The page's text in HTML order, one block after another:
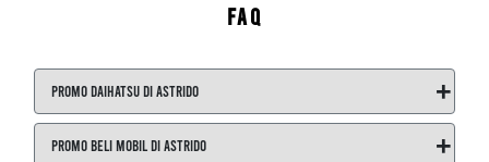
FAQ
Promo Daihatsu di ASTRIDO +
Promo Beli Mobil di ASTRIDO +